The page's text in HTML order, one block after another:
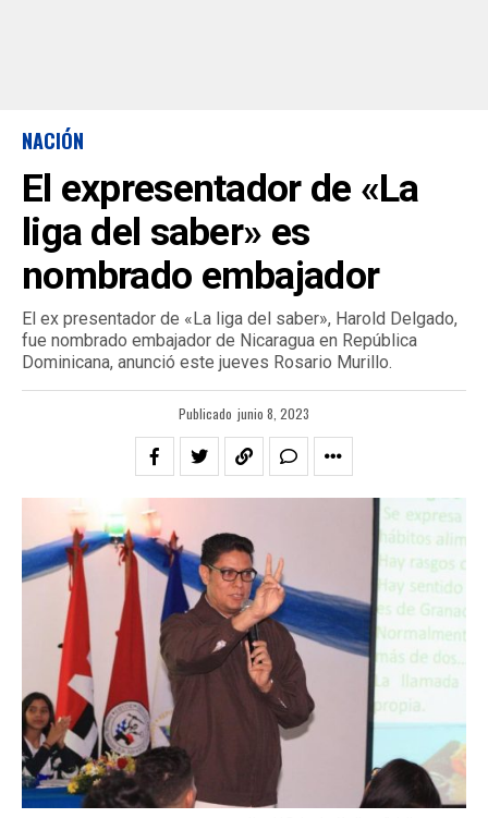
NACIÓN
El expresentador de «La
liga del saber» es
nombrado embajador
El ex presentador de «La liga del saber», Harold Delgado,
fue nombrado embajador de Nicaragua en República
Dominicana, anunció este jueves Rosario Murillo.
Publicado junio 8, 2023